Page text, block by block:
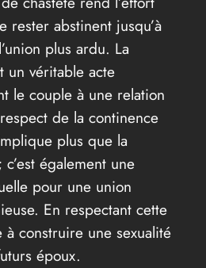
rester abstinent jusqu’à
plus ardu. La
un véritable acte
le couple à une relation
de la continence
plus que la
également une
pour une union
En respectant cette
construire une sexualité
époux.